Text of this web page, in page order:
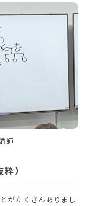
師
）
がたくさんありまし